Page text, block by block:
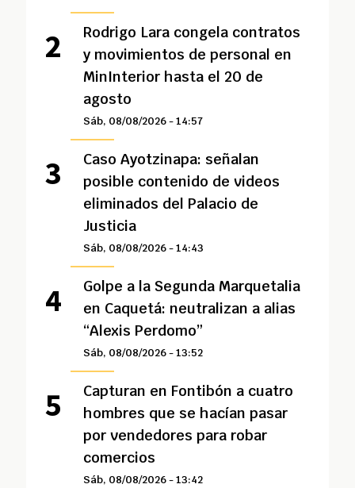
Rodrigo Lara congela contratos
y movimientos de personal en
MinInterior hasta el 20 de
agosto
Sáb, 08/08/2026 - 14:57
Caso Ayotzinapa: señalan
posible contenido de videos
eliminados del Palacio de
Justicia
Sáb, 08/08/2026 - 14:43
Golpe a la Segunda Marquetalia
en Caquetá: neutralizan a alias
“Alexis Perdomo”
Sáb, 08/08/2026 - 13:52
Capturan en Fontibón a cuatro
hombres que se hacían pasar
por vendedores para robar
comercios
Sáb, 08/08/2026 - 13:42